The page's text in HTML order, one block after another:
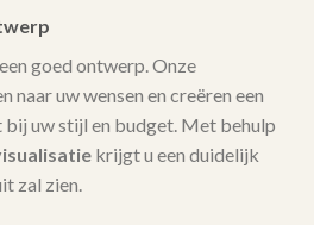
goed ontwerp. Onze
naar uw wensen en creëren een
uw stijl en budget. Met behulp
krijgt u een duidelijk
zal zien.